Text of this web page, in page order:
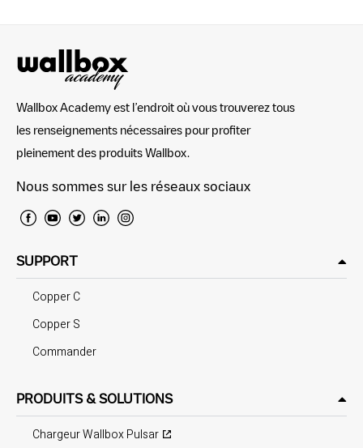
Wallbox Academy est l’endroit où vous trouverez tous
les renseignements nécessaires pour profiter
pleinement des produits Wallbox.
Nous sommes sur les réseaux sociaux
SUPPORT
Copper C
Copper S
Commander
PRODUITS & SOLUTIONS
Chargeur Wallbox Pulsar